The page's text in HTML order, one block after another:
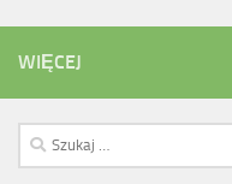
WIĘCEJ
Szukaj: